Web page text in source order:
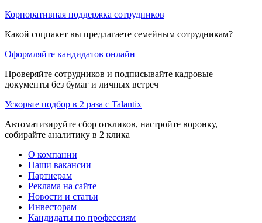
Корпоративная поддержка сотрудников
Какой соцпакет вы предлагаете семейным сотрудникам?
Оформляйте кандидатов онлайн
Проверяйте сотрудников и подписывайте кадровые
документы без бумаг и личных встреч
Ускорьте подбор в 2 раза с Talantix
Автоматизируйте сбор откликов, настройте воронку,
собирайте аналитику в 2 клика
О компании
Наши вакансии
Партнерам
Реклама на сайте
Новости и статьи
Инвесторам
Кандидаты по профессиям